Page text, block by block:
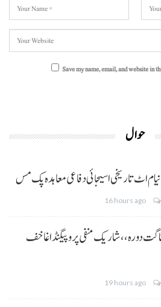
Save my name, email, and website in
حوال
اٹ تاریخی اسیجائی دفاعی معاہدہ پک مس
16 hours ago
اناگت دورہ،، شاریک منفی پروپیگنڈا غا خف
19 hours ago